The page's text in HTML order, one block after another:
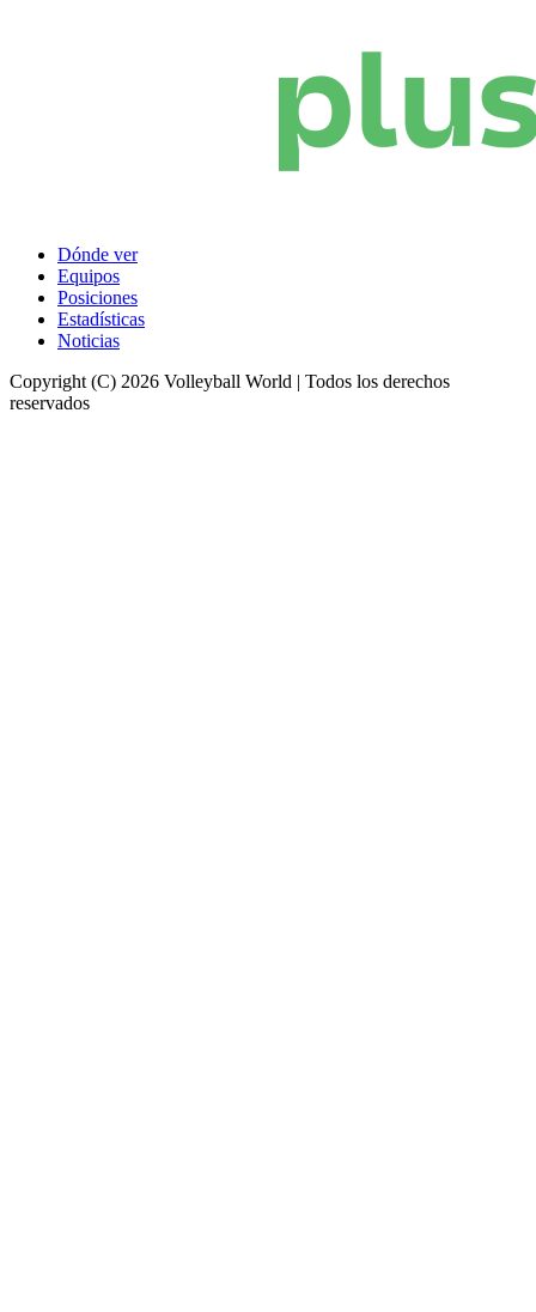
Dónde ver
Equipos
Posiciones
Estadísticas
Noticias
Copyright (C) 2026 Volleyball World | Todos los derechos
reservados